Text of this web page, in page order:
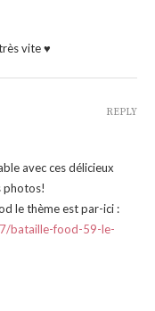
vite ♥
avec ces délicieux
photos!
le thème est par-ici :
bataille-food-59-le-
REPLY